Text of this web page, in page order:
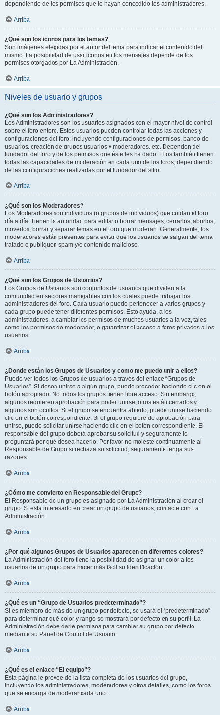
dependiendo de los permisos que le hayan concedido los administradores.
Arriba
¿Qué son los iconos para los temas?
Son imágenes elegidas por el autor del tema para indicar el contenido del
mismo. La posibilidad de usar iconos en los mensajes depende de los
permisos otorgados por La Administración.
Arriba
Niveles de usuario y grupos
¿Qué son los Administradores?
Los Administradores son los usuarios asignados con el mayor nivel de control
sobre el foro entero. Estos usuarios pueden controlar todas las acciones y
configuraciones del foro, incluyendo configuraciones de permisos, baneo de
usuarios, creación de grupos usuarios y moderadores, etc. Dependen del
fundador del foro y de los permisos que éste les ha dado. Ellos también tienen
todas las capacidades de moderación en cada uno de los foros, dependiendo
de las configuraciones realizadas por el fundador del sitio.
Arriba
¿Qué son los Moderadores?
Los Moderadores son individuos (o grupos de individuos) que cuidan el foro
día a día. Tienen la autoridad para editar o borrar mensajes, cerrarlos, abrirlos,
moverlos, borrar y separar temas en el foro que moderan. Generalmente, los
moderadores están presentes para evitar que los usuarios se salgan del tema
tratado o publiquen spam y/o contenido malicioso.
Arriba
¿Qué son los Grupos de Usuarios?
Los Grupos de Usuarios son conjuntos de usuarios que dividen a la
comunidad en sectores manejables con los cuales puede trabajar los
administradores del foro. Cada usuario puede pertenecer a varios grupos y
cada grupo puede tener diferentes permisos. Esto ayuda, a los
administradores, a cambiar los permisos de muchos usuarios a la vez, tales
como los permisos de moderador, o garantizar el acceso a foros privados a los
usuarios.
Arriba
¿Donde están los Grupos de Usuarios y como me puedo unir a ellos?
Puede ver todos los Grupos de usuarios a través del enlace “Grupos de
Usuarios”. Si desea unirse a algún grupo, puede proceder haciendo clic en el
botón apropiado. No todos los grupos tienen libre acceso. Sin embargo,
algunos requieren aprobación para poder unirse, otros están cerrados y
algunos son ocultos. Si el grupo se encuentra abierto, puede unirse haciendo
clic en el botón correspondiente. Si el grupo requiere de aprobación para
unirse, puede solicitar unirse haciendo clic en el botón correspondiente. El
responsable del grupo deberá aprobar su solicitud y seguramente le
preguntará por qué desea hacerlo. Por favor no moleste continuamente al
Responsable de Grupo si rechaza su solicitud; seguramente tenga sus
razones.
Arriba
¿Cómo me convierto en Responsable del Grupo?
El Responsable de un grupo es asignado por La Administración al crear el
grupo. Si está interesado en crear un grupo de usuarios, contacte con La
Administración.
Arriba
¿Por qué algunos Grupos de Usuarios aparecen en diferentes colores?
La Administración del foro tiene la posibilidad de asignar un color a los
usuarios de un grupo para hacer más fácil su identificación.
Arriba
¿Qué es un “Grupo de Usuarios predeterminado”?
Si es miembro de más de un grupo por defecto, se usará el “predeterminado”
para determinar qué color y rango se mostrará por defecto en su perfil. La
Administración debe darle permisos para cambiar su grupo por defecto
mediante su Panel de Control de Usuario.
Arriba
¿Qué es el enlace “El equipo”?
Esta página le provee de la lista completa de los usuarios del grupo,
incluyendo los administradores, moderadores y otros detalles, como los foros
que se encarga de moderar cada uno.
Arriba